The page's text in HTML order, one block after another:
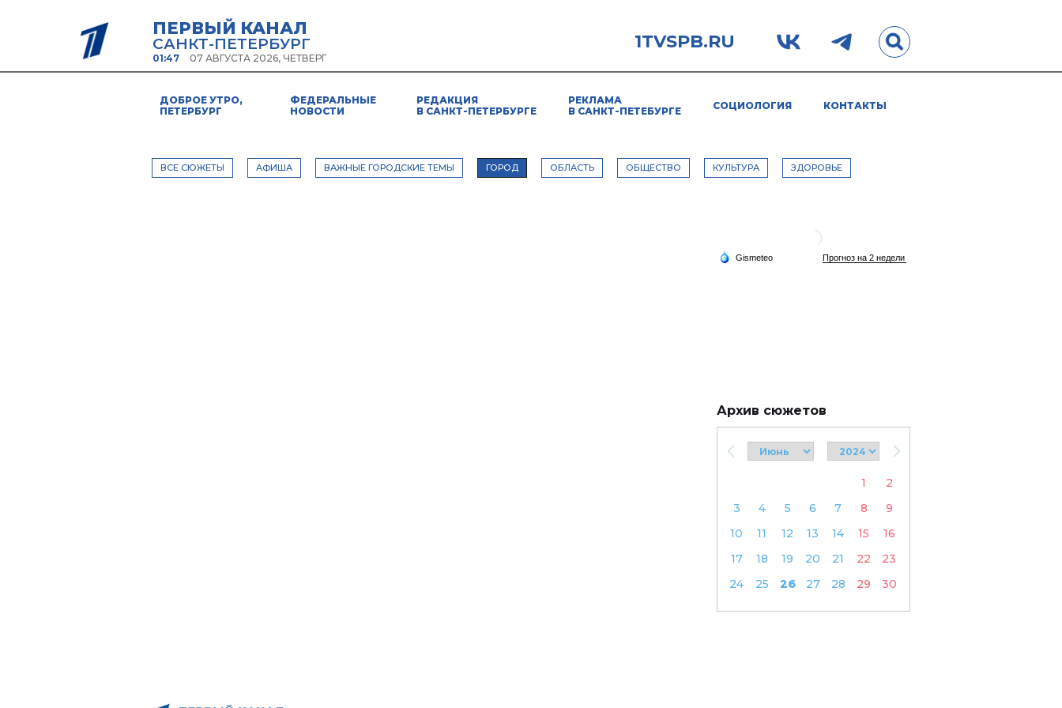
ПЕРВЫЙ КАНАЛ
САНКТ-ПЕТЕРБУРГ
01:47 07 АВГУСТА 2026, ЧЕТВЕРГ
1TVSPB.RU
ДОБРОЕ УТРО,
ПЕТЕРБУРГ
ФЕДЕРАЛЬНЫЕ
НОВОСТИ
РЕДАКЦИЯ
В САНКТ-ПЕТЕРБУРГЕ
РЕКЛАМА
В САНКТ-ПЕТЕБУРГЕ
СОЦИОЛОГИЯ КОНТАКТЫ
ВСЕ СЮЖЕТЫ АФИША ВАЖНЫЕ ГОРОДСКИЕ ТЕМЫ ГОРОД ОБЛАСТЬ ОБЩЕСТВО КУЛЬТУРА ЗДОРОВЬЕ
Архив сюжетов
1
2
3
4 5 6 7 8
9
10
11 12 13 14 15
16
17
18 19 20 21 22
23
24
25 26 27 28 29 30